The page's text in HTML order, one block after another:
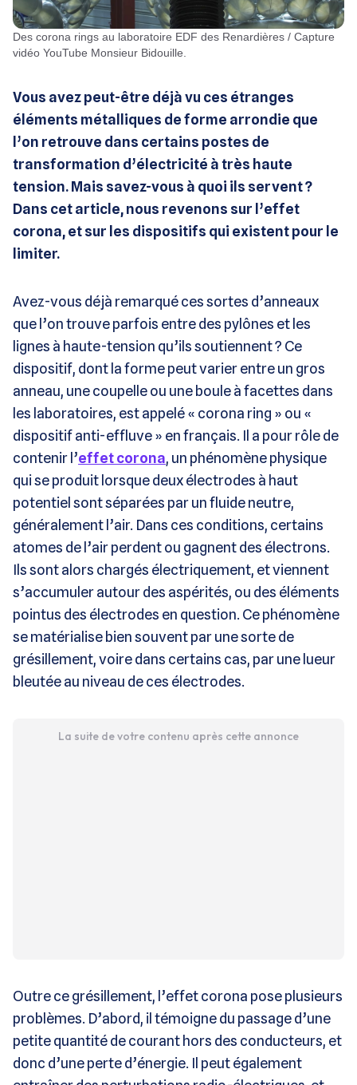
Des corona rings au laboratoire EDF des Renardières / Capture
vidéo YouTube Monsieur Bidouille.
Vous avez peut-être déjà vu ces étranges
éléments métalliques de forme arrondie que
l’on retrouve dans certains postes de
transformation d’électricité à très haute
tension. Mais savez-vous à quoi ils servent ?
Dans cet article, nous revenons sur l’effet
corona, et sur les dispositifs qui existent pour le
limiter.
Avez-vous déjà remarqué ces sortes d’anneaux
que l’on trouve parfois entre des pylônes et les
lignes à haute-tension qu’ils soutiennent ? Ce
dispositif, dont la forme peut varier entre un gros
anneau, une coupelle ou une boule à facettes dans
les laboratoires, est appelé « corona ring » ou «
dispositif anti-effluve » en français. Il a pour rôle de
contenir l’effet corona, un phénomène physique
qui se produit lorsque deux électrodes à haut
potentiel sont séparées par un fluide neutre,
généralement l’air. Dans ces conditions, certains
atomes de l’air perdent ou gagnent des électrons.
Ils sont alors chargés électriquement, et viennent
s’accumuler autour des aspérités, ou des éléments
pointus des électrodes en question. Ce phénomène
se matérialise bien souvent par une sorte de
grésillement, voire dans certains cas, par une lueur
bleutée au niveau de ces électrodes.
La suite de votre contenu après cette annonce
Outre ce grésillement, l’effet corona pose plusieurs
problèmes. D’abord, il témoigne du passage d’une
petite quantité de courant hors des conducteurs, et
donc d’une perte d’énergie. Il peut également